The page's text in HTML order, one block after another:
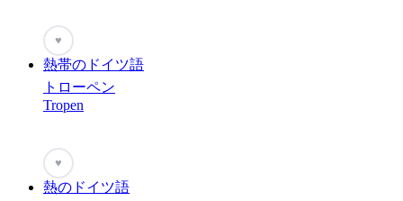
♥
熱帯のドイツ語
トローペン
Tropen
♥
熱のドイツ語